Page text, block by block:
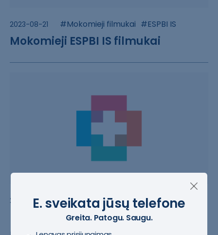
2023-08-21 #Mokomieji filmukai #ESPBI IS
Mokomieji ESPBI IS filmukai
2023-03-25 #Mokomieji filmukai
Mokomieji filmukai
E. sveikata jūsų telefone
Greita. Patogu. Saugu.